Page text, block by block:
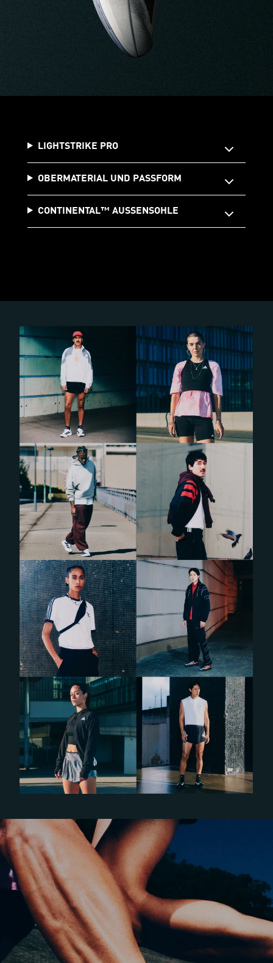
LIGHTSTRIKE PRO
OBERMATERIAL UND PASSFORM
CONTINENTAL™ AUSSENSOHLE